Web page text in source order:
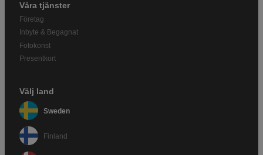
Våra tjänster
Företag
Inbyte & Begagnat
Fotokonst
Presentkort
Välj land
Sweden
Finland